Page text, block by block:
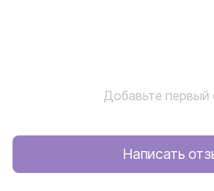
Добавьте первый
Написать